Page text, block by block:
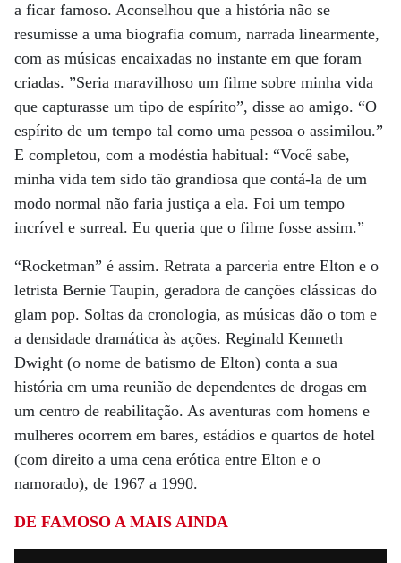
a ficar famoso. Aconselhou que a história não se
resumisse a uma biografia comum, narrada linearmente,
com as músicas encaixadas no instante em que foram
criadas. ”Seria maravilhoso um filme sobre minha vida
que capturasse um tipo de espírito”, disse ao amigo. “O
espírito de um tempo tal como uma pessoa o assimilou.”
E completou, com a modéstia habitual: “Você sabe,
minha vida tem sido tão grandiosa que contá-la de um
modo normal não faria justiça a ela. Foi um tempo
incrível e surreal. Eu queria que o filme fosse assim.”
“Rocketman” é assim. Retrata a parceria entre Elton e o
letrista Bernie Taupin, geradora de canções clássicas do
glam pop. Soltas da cronologia, as músicas dão o tom e
a densidade dramática às ações. Reginald Kenneth
Dwight (o nome de batismo de Elton) conta a sua
história em uma reunião de dependentes de drogas em
um centro de reabilitação. As aventuras com homens e
mulheres ocorrem em bares, estádios e quartos de hotel
(com direito a uma cena erótica entre Elton e o
namorado), de 1967 a 1990.
DE FAMOSO A MAIS AINDA